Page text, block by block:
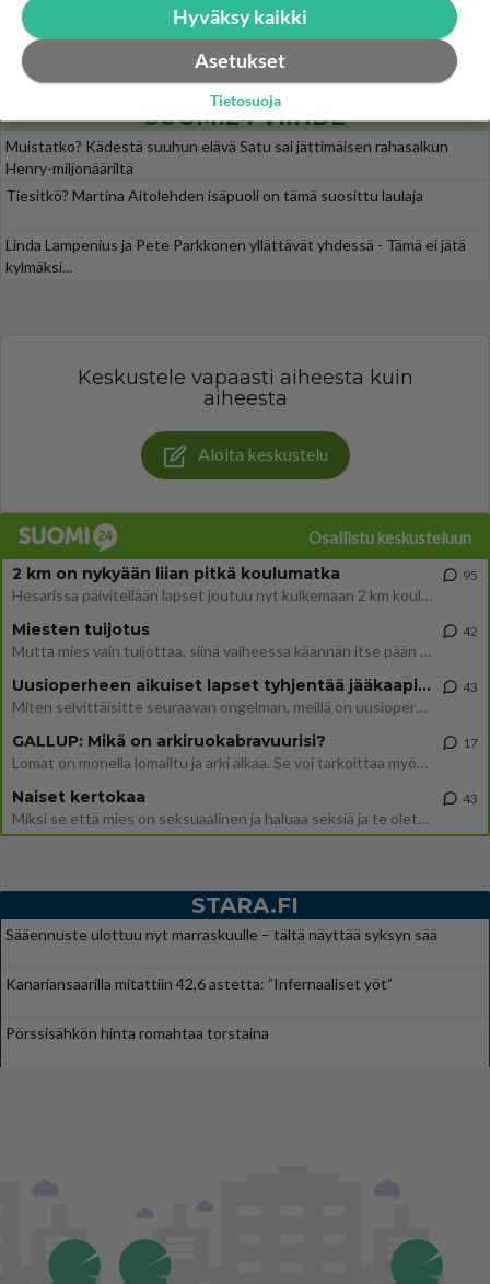
Tiesitkö? Martina Aitolehden isäpuoli on tämä suosittu laulaja
SUOMI24 VIIHDE
Muistatko? Kädestä suuhun elävä Satu sai jättimäisen rahasalkun
Henry-miljonääriltä
Tiesitkö? Martina Aitolehden isäpuoli on tämä suosittu laulaja
Linda Lampenius ja Pete Parkkonen yllättävät yhdessä - Tämä ei jätä
kylmäksi...
Keskustele vapaasti aiheesta kuin
aiheesta
Aloita keskustelu
Osallistu keskusteluun
2 km on nykyään liian pitkä koulumatka
Hesarissa päivitellään lapset joutuu nyt kulkemaan 2 km kouluun jösses. Ruostefillarilla tuo matka menee vaikka miten äk
95
Miesten tuijotus
Mutta mies vain tuijottaa, siinä vaiheessa käännän itse pään pois. Mikä juttu? Yleensä jos joku tuijottaa tai katsoo, hä
42
Uusioperheen aikuiset lapset tyhjentää jääkaapin käydessään
Miten selvittäisitte seuraavan ongelman, meillä on uusioperhe, minulla teini-ikäiset lapset ja puolisolla aikuiset, jotk
43
GALLUP: Mikä on arkiruokabravuurisi?
Lomat on monella lomailtu ja arki alkaa. Se voi tarkoittaa myös sitä, että grillailut on grillattu ja palataan arjen ruo
17
Naiset kertokaa
Miksi se että mies on seksuaalinen ja haluaa seksiä ja te olette hänen mielestänne haluttava on vastenmielistä? Mikä sii
43
STARA.FI
Sääennuste ulottuu nyt marraskuulle – tältä näyttää syksyn sää
Kanariansaarilla mitattiin 42,6 astetta: ”Infernaaliset yöt”
Pörssisähkön hinta romahtaa torstaina
Hyväksy kaikki
Asetukset
Tietosuoja